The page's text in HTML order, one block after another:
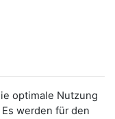
optimale Nutzung
werden für den